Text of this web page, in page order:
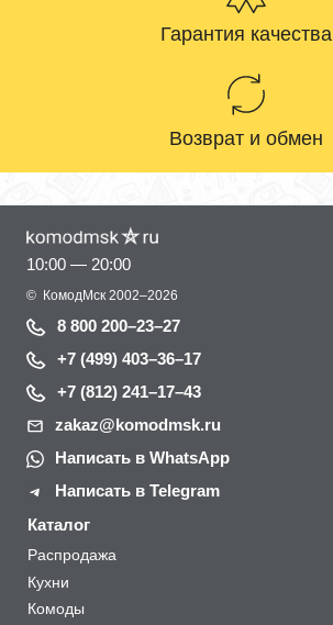
Гарантия качества
Возврат и обмен
10:00 — 20:00
© КомодМск 2002–2026
8 800 200–23–27
+7 (499) 403–36–17
+7 (812) 241–17–43
zakaz@komodmsk.ru
Написать в WhatsApp
Написать в Telegram
Каталог
Распродажа
Кухни
Комоды